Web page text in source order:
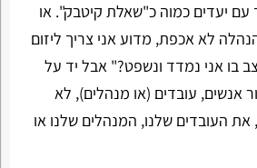
עם יעדים כמוה כ"שאלת קיטבק". או
לא אכפת, מדוע אני צריך ליזום
בו אני נמדד ונשפט?" אבל יד על
אנשים, עובדים (או מנהלים), לא
העובדים שלנו, המנהלים שלנו או